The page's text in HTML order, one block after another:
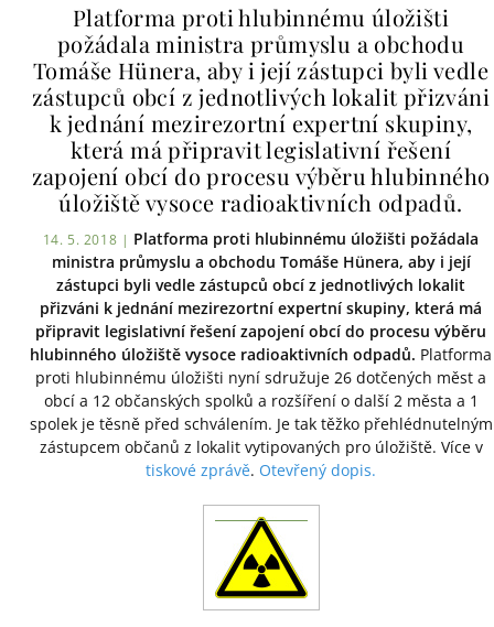
Platforma proti hlubinnému úložišti
požádala ministra průmyslu a obchodu
Tomáše Hünera, aby i její zástupci byli vedle
zástupců obcí z jednotlivých lokalit přizváni
k jednání mezirezortní expertní skupiny,
která má připravit legislativní řešení
zapojení obcí do procesu výběru hlubinného
úložiště vysoce radioaktivních odpadů.
14. 5. 2018 | Platforma proti hlubinnému úložišti požádala
ministra průmyslu a obchodu Tomáše Hünera, aby i její
zástupci byli vedle zástupců obcí z jednotlivých lokalit
přizváni k jednání mezirezortní expertní skupiny, která má
připravit legislativní řešení zapojení obcí do procesu výběru
hlubinného úložiště vysoce radioaktivních odpadů. Platforma
proti hlubinnému úložišti nyní sdružuje 26 dotčených měst a
obcí a 12 občanských spolků a rozšíření o další 2 města a 1
spolek je těsně před schválením. Je tak těžko přehlédnutelným
zástupcem občanů z lokalit vytipovaných pro úložiště. Více v
tiskové zprávě. Otevřený dopis.